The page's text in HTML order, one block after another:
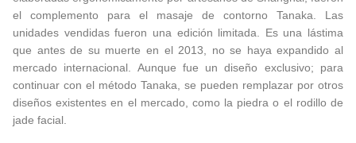
el complemento para el masaje de contorno Tanaka. Las
unidades vendidas fueron una edición limitada. Es una lástima
que antes de su muerte en el 2013, no se haya expandido al
mercado internacional. Aunque fue un diseño exclusivo; para
continuar con el método Tanaka, se pueden remplazar por otros
diseños existentes en el mercado, como la piedra o el rodillo de
jade facial.